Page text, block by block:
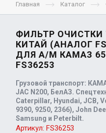
Главная Каталог
ФИЛЬТР ОЧИСТКИ
КИТАЙ (АНАЛОГ
ДЛЯ А/М КАМАЗ
FS36253
Грузовой транспорт:
JAC N200, БелАЗ.
Caterpillar, Hyundai, JCB,
9390, 9250, 2366), John
Samsung и Peterbilt.
Артикул: FS36253